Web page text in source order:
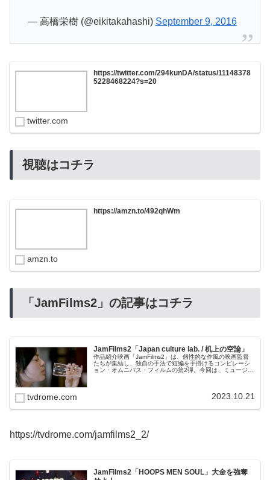
— 高橋栄樹 (@eikitakahashi) September 9, 2016
https://twitter.com/294kunDA/status/11148378
5228468224?s=20
twitter.com
視聴はコチラ
https://amzn.to/492qhWm
amzn.to
「JamFilms2」の記事はコチラ
JamFilms2「Japan culture lab. / 机上の空論」
作品紹介映画「JamFilms2」は、個性的な作風の映画監督
たちが集結し、独自の手法で短編を手掛けるコンピレーシ
ョン・オムニバス・フィルムの第2弾。今回は、ミュージッ
tvdrome.com 2023.10.21
https://tvdrome.com/jamfilms2_2/
JamFilms2「HOOPS MEN SOUL」大金を強奪